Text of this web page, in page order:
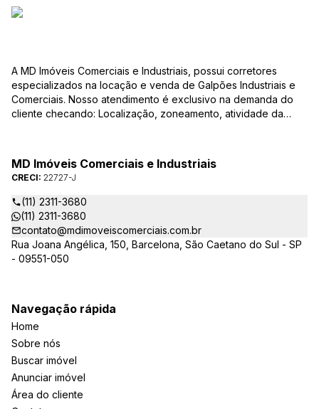
A MD Imóveis Comerciais e Industriais, possui corretores
especializados na locação e venda de Galpões Industriais e
Comerciais. Nosso atendimento é exclusivo na demanda do
cliente checando: Localização, zoneamento, atividade da
atender de verdade a sua necessidade!
MD Imóveis Comerciais e Industriais
CRECI: 22727-J
(11) 2311-3680
(11) 2311-3680
contato@mdimoveiscomerciais.com.br
Rua Joana Angélica, 150, Barcelona, São Caetano do Sul - SP
- 09551-050
Navegação rápida
Home
Sobre nós
Buscar imóvel
Anunciar imóvel
Área do cliente